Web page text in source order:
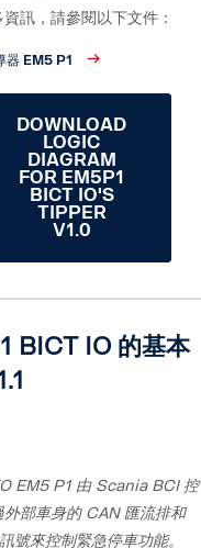
訊，請參閱以下文件：
器 EM5 P1
DOWNLOAD
LOGIC
DIAGRAM
FOR EM5P1
BICT IO'S
TIPPER
V1.0
BICT IO 的基本
EM5 P1 由 Scania BCI 控
外部車身的 CAN 匯流排和
號來控制緊急停車功能。